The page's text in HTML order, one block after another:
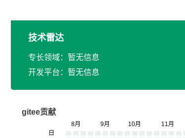
技术雷达
专长领域：暂无信息
开发平台：暂无信息
gitee贡献